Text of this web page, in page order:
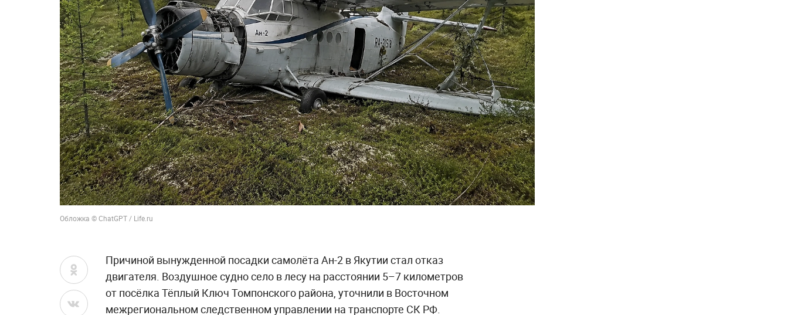
Обложка © ChatGPT / Life.ru
Причиной вынужденной посадки самолёта Ан-2 в Якутии стал отказ
двигателя. Воздушное судно село в лесу на расстоянии 5–7 километров
от посёлка Тёплый Ключ Томпонского района, уточнили в Восточном
межрегиональном следственном управлении на транспорте СК РФ.